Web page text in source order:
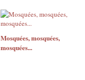
Mosquées, mosquées,
mosquées...